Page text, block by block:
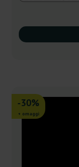
-30%
+ omaggi